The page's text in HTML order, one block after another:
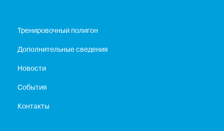
Тренировочный полигон
Дополнительные сведения
Новости
События
Контакты